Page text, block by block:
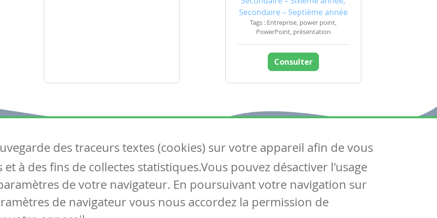
Secondaire – Septième année
Tags : Entreprise, power point,
PowerPoint, présentation
Consulter
Articles
Tous les articles
Articles DYS
Circulaires
Suivez-nous
Contactez-nous
Soutien scolaire
des traceurs textes (cookies) sur votre appareil afin de vous
à des fins de collectes statistiques.Vous pouvez désactiver l'usage
de votre navigateur. En poursuivant votre navigation sur
de navigateur vous nous accordez la permission de